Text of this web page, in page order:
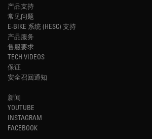
产品支持
常见问题
E-BIKE 系统 (HESC) 支持
产品服务
售服要求
TECH VIDEOS
保证
安全召回通知
新闻
YOUTUBE
INSTAGRAM
FACEBOOK